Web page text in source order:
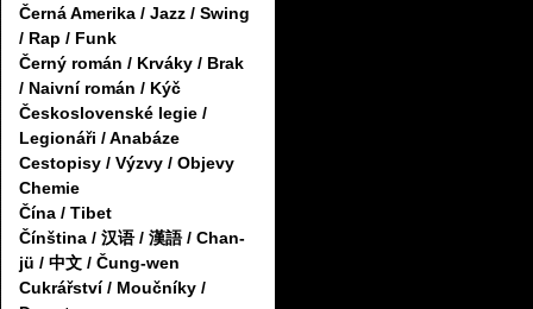
Černá Amerika / Jazz / Swing
/ Rap / Funk
Černý román / Krváky / Brak
/ Naivní román / Kýč
Československé legie /
Legionáři / Anabáze
Cestopisy / Výzvy / Objevy
Chemie
Čína / Tibet
Čínština / 汉语 / 漢語 / Chan-
jü / 中文 / Čung-wen
Cukrářství / Moučníky /